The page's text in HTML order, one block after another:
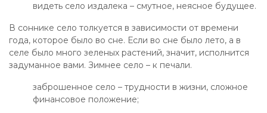
видеть село издалека – смутное, неясное будущее.
В соннике село толкуется в зависимости от времени
года, которое было во сне. Если во сне было лето, а в
селе было много зеленых растений, значит, исполнится
задуманное вами. Зимнее село – к печали.
заброшенное село – трудности в жизни, сложное
финансовое положение;